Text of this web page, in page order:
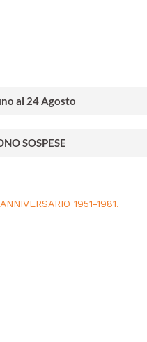
al 24 Agosto
SOSPESE
1951-1981.